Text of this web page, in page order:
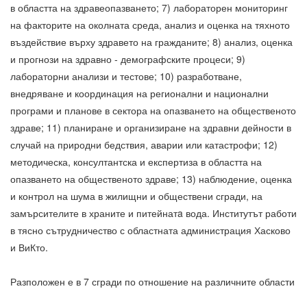
в областта на здравеопазването; 7) лабораторен мониторинг
на факторите на околната среда, анализ и оценка на тяхното
въздействие върху здравето на гражданите; 8) анализ, оценка
и прогнози на здравно - демографските процеси; 9)
лабораторни анализи и тестове; 10) разработване,
внедряване и координация на регионални и национални
програми и планове в сектора на опазването на общественото
здраве; 11) планиране и организиране на здравни дейности в
случай на природни бедствия, аварии или катастрофи; 12)
методическа, консултантска и експертиза в областта на
опазването на общественото здраве; 13) наблюдение, оценка
и контрол на шума в жилищни и обществени сгради, на
замърсителите в храните и питейнатa вода. Институтът работи
в тясно сътрудничество с областната администрация Хасково
и ВиКто.
Разположен е в 7 сгради по отношение на различните области